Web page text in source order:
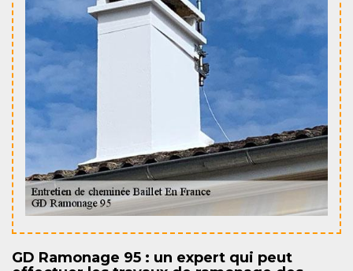
GD Ramonage 95 : un expert qui peut